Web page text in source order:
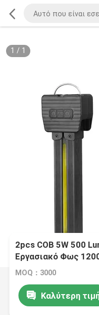
1 / 1
2pcs COB 5W 500
Εργασιακό Φως
31 * 180mm
MOQ：3000
Καλύτερη